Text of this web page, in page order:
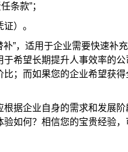
条款”；
）。
”，适用于企业需要快速补
希望长期提升人事效率的
；而如果您的企业希望获
企业自身的需求和发展阶
如何？相信您的宝贵经验